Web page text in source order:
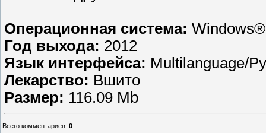
Операционная система:
Год выхода: 2012
Язык интерфейса: Multilanguage/
Лекарство: Вшито
Размер: 116.09 Mb
Всего комментариев: 0